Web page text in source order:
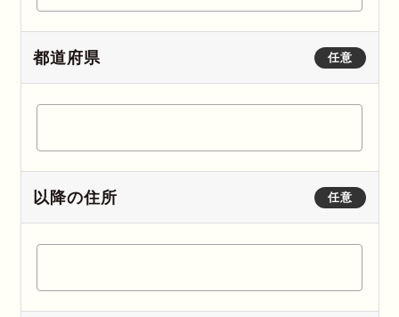
任意
都道府県
任意
以降の住所